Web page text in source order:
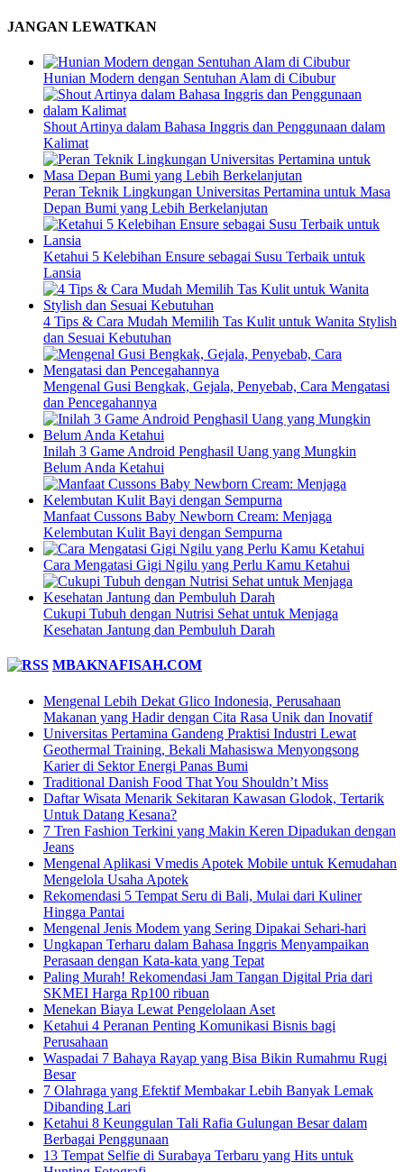
JANGAN LEWATKAN
Hunian Modern dengan Sentuhan Alam di Cibubur
Shout Artinya dalam Bahasa Inggris dan Penggunaan dalam
Kalimat
Peran Teknik Lingkungan Universitas Pertamina untuk Masa
Depan Bumi yang Lebih Berkelanjutan
Ketahui 5 Kelebihan Ensure sebagai Susu Terbaik untuk
Lansia
4 Tips & Cara Mudah Memilih Tas Kulit untuk Wanita Stylish
dan Sesuai Kebutuhan
Mengenal Gusi Bengkak, Gejala, Penyebab, Cara Mengatasi
dan Pencegahannya
Inilah 3 Game Android Penghasil Uang yang Mungkin
Belum Anda Ketahui
Manfaat Cussons Baby Newborn Cream: Menjaga
Kelembutan Kulit Bayi dengan Sempurna
Cara Mengatasi Gigi Ngilu yang Perlu Kamu Ketahui
Cukupi Tubuh dengan Nutrisi Sehat untuk Menjaga
Kesehatan Jantung dan Pembuluh Darah
MBAKNAFISAH.COM
Mengenal Lebih Dekat Glico Indonesia, Perusahaan
Makanan yang Hadir dengan Cita Rasa Unik dan Inovatif
Universitas Pertamina Gandeng Praktisi Industri Lewat
Geothermal Training, Bekali Mahasiswa Menyongsong
Karier di Sektor Energi Panas Bumi
Traditional Danish Food That You Shouldn’t Miss
Daftar Wisata Menarik Sekitaran Kawasan Glodok, Tertarik
Untuk Datang Kesana?
7 Tren Fashion Terkini yang Makin Keren Dipadukan dengan
Jeans
Mengenal Aplikasi Vmedis Apotek Mobile untuk Kemudahan
Mengelola Usaha Apotek
Rekomendasi 5 Tempat Seru di Bali, Mulai dari Kuliner
Hingga Pantai
Mengenal Jenis Modem yang Sering Dipakai Sehari-hari
Ungkapan Terharu dalam Bahasa Inggris Menyampaikan
Perasaan dengan Kata-kata yang Tepat
Paling Murah! Rekomendasi Jam Tangan Digital Pria dari
SKMEI Harga Rp100 ribuan
Menekan Biaya Lewat Pengelolaan Aset
Ketahui 4 Peranan Penting Komunikasi Bisnis bagi
Perusahaan
Waspadai 7 Bahaya Rayap yang Bisa Bikin Rumahmu Rugi
Besar
7 Olahraga yang Efektif Membakar Lebih Banyak Lemak
Dibanding Lari
Ketahui 8 Keunggulan Tali Rafia Gulungan Besar dalam
Berbagai Penggunaan
13 Tempat Selfie di Surabaya Terbaru yang Hits untuk